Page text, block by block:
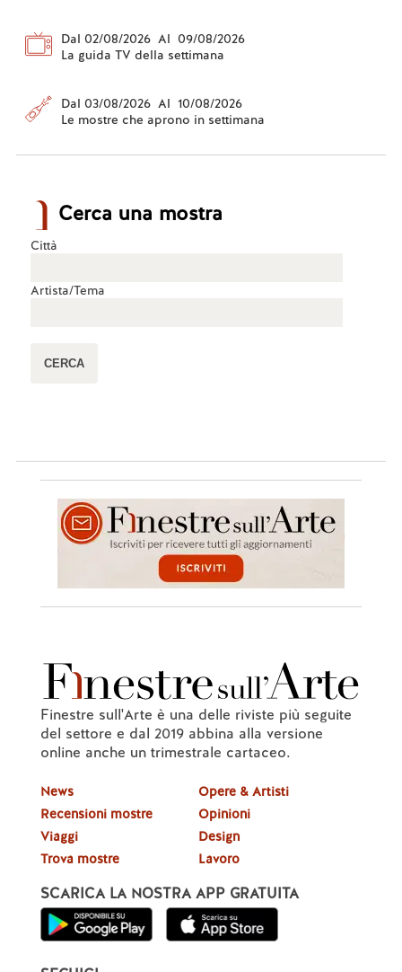
Dal 02/08/2026 Al 09/08/2026
La guida TV della settimana
Dal 03/08/2026 Al 10/08/2026
Le mostre che aprono in settimana
Cerca una mostra
Città
Artista/Tema
Finestre sull'Arte è una delle riviste più seguite
del settore e dal 2019 abbina alla versione
online anche un trimestrale cartaceo.
News
Recensioni mostre
Viaggi
Trova mostre
Opere & Artisti
Opinioni
Design
Lavoro
SCARICA LA NOSTRA APP GRATUITA